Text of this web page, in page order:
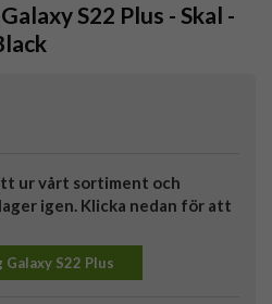
S22 Plus - Skal -
ur vårt sortiment och
igen. Klicka nedan för att
Galaxy S22 Plus